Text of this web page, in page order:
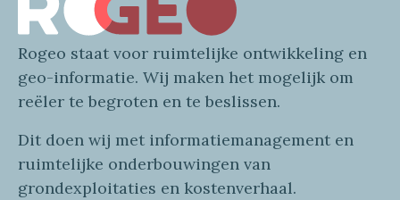
Rogeo staat voor ruimtelijke ontwikkeling en
geo-informatie. Wij maken het mogelijk om
reëler te begroten en te beslissen.
Dit doen wij met informatiemanagement en
ruimtelijke onderbouwingen van
grondexploitaties en kostenverhaal.